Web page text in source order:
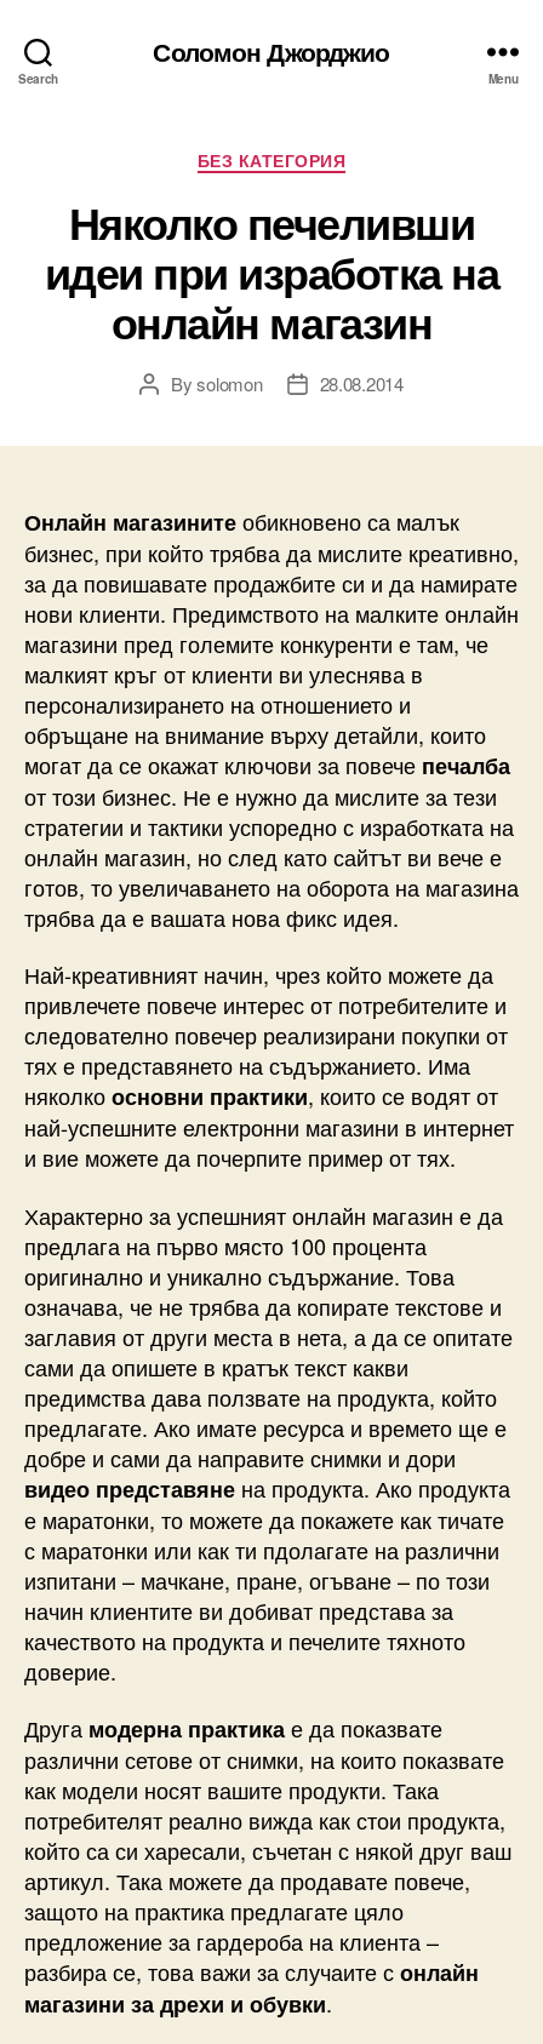
Search
Соломон Джорджио
Menu
Categories
БЕЗ КАТЕГОРИЯ
Няколко печеливши
идеи при изработка на
онлайн магазин
PostBysolomon
Post28.08.2014
Онлайн магазинитеобикновено са малък
бизнес, при който трябва да мислите креативно,
за да повишавате продажбите си и да намирате
нови клиенти. Предимството на малките онлайн
магазини пред големите конкуренти е там, че
малкият кръг от клиенти ви улеснява в
персонализирането на отношението и
обръщане на внимание върху детайли, които
могат да се окажат ключови за повече печалба
от този бизнес. Не е нужно да мислите за тези
стратегии и тактики успоредно с изработката на
онлайн магазин, но след като сайтът ви вече е
готов, то увеличаването на оборота на магазина
трябва да е вашата нова фикс идея.
Най-креативният начин, чрез който можете да
привлечете повече интерес от потребителите и
следователно повечер реализирани покупки от
тях е представянето на съдържанието. Има
няколкоосновни практики, които се водят от
най-успешните електронни магазини в интернет
и вие можете да почерпите пример от тях.
Характерно за успешният онлайн магазин е да
предлага на първо място 100 процента
оригинално и уникално съдържание. Това
означава, че не трябва да копирате текстове и
заглавия от други места в нета, а да се опитате
сами да опишете в кратък текст какви
предимства дава ползвате на продукта, който
предлагате. Ако имате ресурса и времето ще е
добре и сами да направите снимки и дори
видео представяне на продукта. Ако продукта
е маратонки, то можете да покажете как тичате
с маратонки или как ти пдолагате на различни
изпитани – мачкане, пране, огъване – по този
начин клиентите ви добиват представа за
качеството на продукта и печелите тяхното
доверие.
Друга модерна практикае да показвате
различни сетове от снимки, на които показвате
как модели носят вашите продукти. Така
потребителят реално вижда как стои продукта,
който са си харесали, съчетан с някой друг ваш
артикул. Така можете да продавате повече,
защото на практика предлагате цяло
предложение за гардероба на клиента –
разбира се, това важи за случаите сонлайн
магазини за дрехи и обувки.